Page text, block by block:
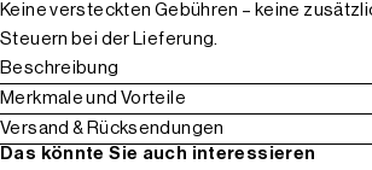
Keine versteckten Gebühren – keine
Steuern bei der Lieferung.
Beschreibung
Merkmale und Vorteile
Versand & Rücksendungen
Das könnte Sie auch interessieren